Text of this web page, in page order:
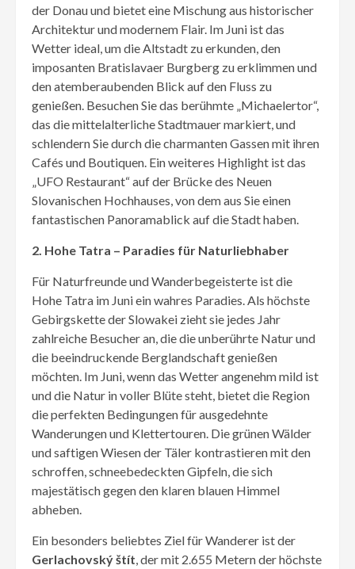
der Donau und bietet eine Mischung aus historischer
Architektur und modernem Flair. Im Juni ist das
Wetter ideal, um die Altstadt zu erkunden, den
imposanten Bratislavaer Burgberg zu erklimmen und
den atemberaubenden Blick auf den Fluss zu
genießen. Besuchen Sie das berühmte „Michaelertor“,
das die mittelalterliche Stadtmauer markiert, und
schlendern Sie durch die charmanten Gassen mit ihren
Cafés und Boutiquen. Ein weiteres Highlight ist das
„UFO Restaurant“ auf der Brücke des Neuen
Slovanischen Hochhauses, von dem aus Sie einen
fantastischen Panoramablick auf die Stadt haben.
2. Hohe Tatra – Paradies für Naturliebhaber
Für Naturfreunde und Wanderbegeisterte ist die
Hohe Tatra im Juni ein wahres Paradies. Als höchste
Gebirgskette der Slowakei zieht sie jedes Jahr
zahlreiche Besucher an, die die unberührte Natur und
die beeindruckende Berglandschaft genießen
möchten. Im Juni, wenn das Wetter angenehm mild ist
und die Natur in voller Blüte steht, bietet die Region
die perfekten Bedingungen für ausgedehnte
Wanderungen und Klettertouren. Die grünen Wälder
und saftigen Wiesen der Täler kontrastieren mit den
schroffen, schneebedeckten Gipfeln, die sich
majestätisch gegen den klaren blauen Himmel
abheben.
Ein besonders beliebtes Ziel für Wanderer ist der
Gerlachovský štít, der mit 2.655 Metern der höchste